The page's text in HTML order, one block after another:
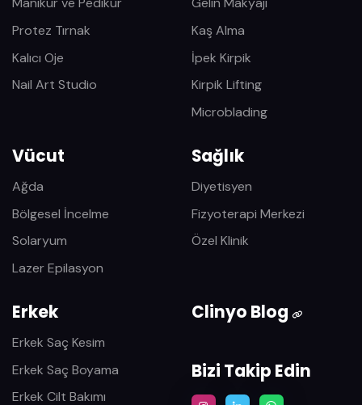
Protez Tırnak
Kalıcı Oje
Nail Art Studio
Kaş Alma
İpek Kirpik
Kirpik Lifting
Microblading
Vücut
Ağda
Bölgesel İncelme
Solaryum
Lazer Epilasyon
Sağlık
Diyetisyen
Fizyoterapi Merkezi
Özel Klinik
Erkek
Erkek Saç Kesim
Erkek Saç Boyama
Erkek Cilt Bakımı
Clinyo Blog
Bizi Takip Edin